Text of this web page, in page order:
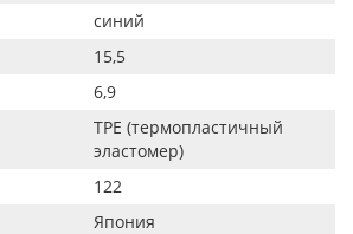
синий
15,5
6,9
TPE (термопластичный
эластомер)
122
Япония